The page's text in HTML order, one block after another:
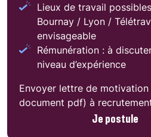
Lieux de travail
Bournay / Lyon /
envisageable
Rémunération : à
niveau d’expérience
Envoyer lettre de motivation
document pdf) à
Je postule